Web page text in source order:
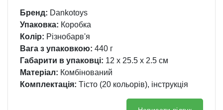
Бренд: Dankotoys
Упаковка: Коробка
Колір: Різнобарв'я
Вага з упаковкою: 440 г
Габарити в упаковці: 12 x 25.5 x 2.5 см
Матеріал: Комбінований
Комплектація: Тісто (20 кольорів), інструкція